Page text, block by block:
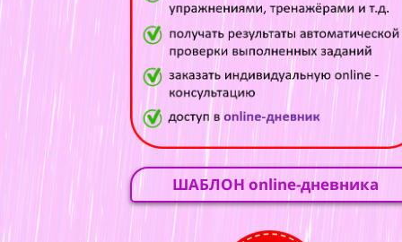
ШАБЛОН online-дневника